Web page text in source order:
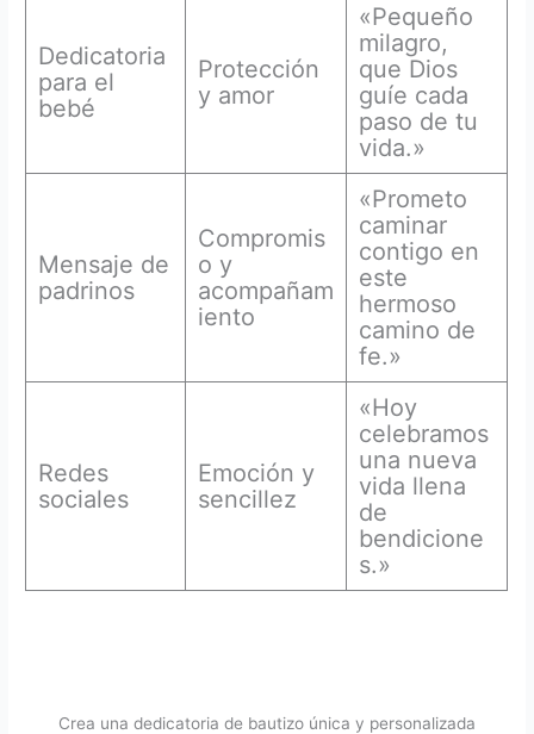
Dedicatoria
para el
bebé
Protección
y amor
«Pequeño
milagro,
que Dios
guíe cada
paso de tu
vida.»
Mensaje de
padrinos
Compromis
o y
acompañam
iento
«Prometo
caminar
contigo en
este
hermoso
camino de
fe.»
Redes
sociales
Emoción y
sencillez
«Hoy
celebramos
una nueva
vida llena
de
bendicione
s.»
Crea una dedicatoria de bautizo única y personalizada